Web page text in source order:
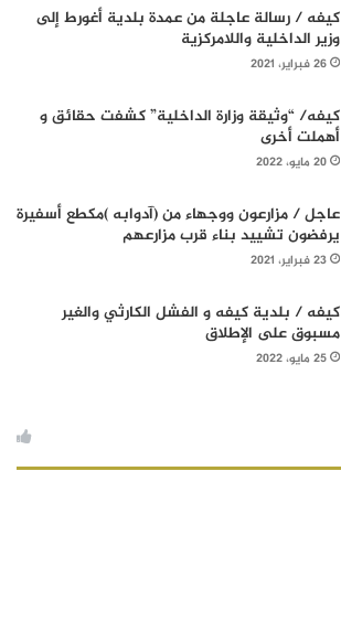
كيفه / رسالة عاجلة من عمدة بلدية أغورط إلى
وزير الداخلية واللامركزية
26 فبراير، 2021
كيفه/ “وثيقة وزارة الداخلية” كشفت حقائق و
أهملت أخرى
20 مايو، 2022
عاجل / مزارعون ووجهاء من (آدوابه )مكطع أسفيرة
يرفضون تشييد بناء قرب مزارعهم
23 فبراير، 2021
كيفه / بلدية كيفه و الفشل الكارثي والغير
مسبوق على الإطلاق
25 مايو، 2022